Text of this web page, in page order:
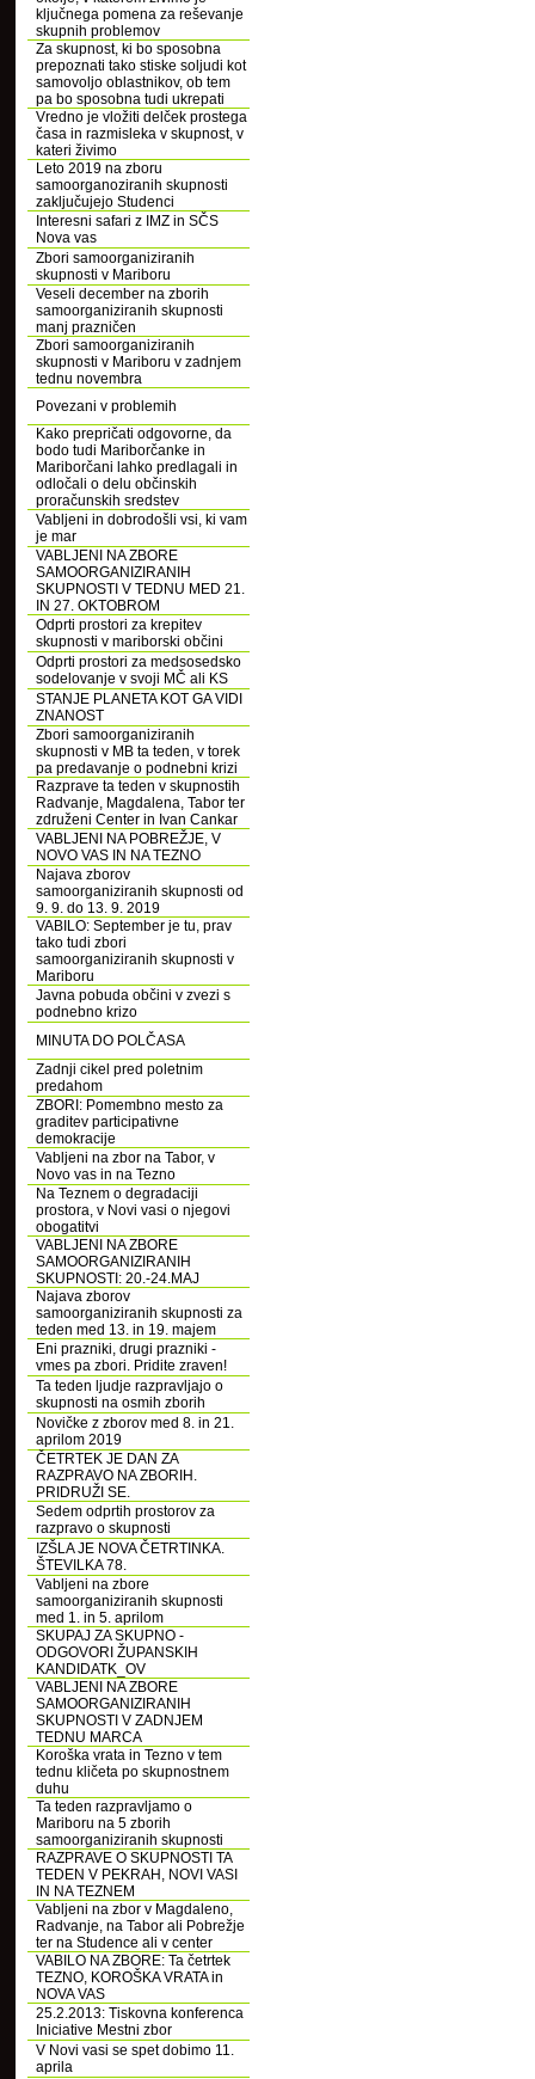
ključnega pomena za reševanje
skupnih problemov
Za skupnost, ki bo sposobna
prepoznati tako stiske soljudi kot
samovoljo oblastnikov, ob tem
pa bo sposobna tudi ukrepati
Vredno je vložiti delček prostega
časa in razmisleka v skupnost, v
kateri živimo
Leto 2019 na zboru
samoorganoziranih skupnosti
zaključujejo Studenci
Interesni safari z IMZ in SČS
Nova vas
Zbori samoorganiziranih
skupnosti v Mariboru
Veseli december na zborih
samoorganiziranih skupnosti
manj prazničen
Zbori samoorganiziranih
skupnosti v Mariboru v zadnjem
tednu novembra
Povezani v problemih
Kako prepričati odgovorne, da
bodo tudi Mariborčanke in
Mariborčani lahko predlagali in
odločali o delu občinskih
proračunskih sredstev
Vabljeni in dobrodošli vsi, ki vam
je mar
VABLJENI NA ZBORE
SAMOORGANIZIRANIH
SKUPNOSTI V TEDNU MED 21.
IN 27. OKTOBROM
Odprti prostori za krepitev
skupnosti v mariborski občini
Odprti prostori za medsosedsko
sodelovanje v svoji MČ ali KS
STANJE PLANETA KOT GA VIDI
ZNANOST
Zbori samoorganiziranih
skupnosti v MB ta teden, v torek
pa predavanje o podnebni krizi
Razprave ta teden v skupnostih
Radvanje, Magdalena, Tabor ter
združeni Center in Ivan Cankar
VABLJENI NA POBREŽJE, V
NOVO VAS IN NA TEZNO
Najava zborov
samoorganiziranih skupnosti od
9. 9. do 13. 9. 2019
VABILO: September je tu, prav
tako tudi zbori
samoorganiziranih skupnosti v
Mariboru
Javna pobuda občini v zvezi s
podnebno krizo
MINUTA DO POLČASA
Zadnji cikel pred poletnim
predahom
ZBORI: Pomembno mesto za
graditev participativne
demokracije
Vabljeni na zbor na Tabor, v
Novo vas in na Tezno
Na Teznem o degradaciji
prostora, v Novi vasi o njegovi
obogatitvi
VABLJENI NA ZBORE
SAMOORGANIZIRANIH
SKUPNOSTI: 20.-24.MAJ
Najava zborov
samoorganiziranih skupnosti za
teden med 13. in 19. majem
Eni prazniki, drugi prazniki -
vmes pa zbori. Pridite zraven!
Ta teden ljudje razpravljajo o
skupnosti na osmih zborih
Novičke z zborov med 8. in 21.
aprilom 2019
ČETRTEK JE DAN ZA
RAZPRAVO NA ZBORIH.
PRIDRUŽI SE.
Sedem odprtih prostorov za
razpravo o skupnosti
IZŠLA JE NOVA ČETRTINKA.
ŠTEVILKA 78.
Vabljeni na zbore
samoorganiziranih skupnosti
med 1. in 5. aprilom
SKUPAJ ZA SKUPNO -
ODGOVORI ŽUPANSKIH
KANDIDATK_OV
VABLJENI NA ZBORE
SAMOORGANIZIRANIH
SKUPNOSTI V ZADNJEM
TEDNU MARCA
Koroška vrata in Tezno v tem
tednu kličeta po skupnostnem
duhu
Ta teden razpravljamo o
Mariboru na 5 zborih
samoorganiziranih skupnosti
RAZPRAVE O SKUPNOSTI TA
TEDEN V PEKRAH, NOVI VASI
IN NA TEZNEM
Vabljeni na zbor v Magdaleno,
Radvanje, na Tabor ali Pobrežje
ter na Studence ali v center
VABILO NA ZBORE: Ta četrtek
TEZNO, KOROŠKA VRATA in
NOVA VAS
25.2.2013: Tiskovna konferenca
Iniciative Mestni zbor
V Novi vasi se spet dobimo 11.
aprila